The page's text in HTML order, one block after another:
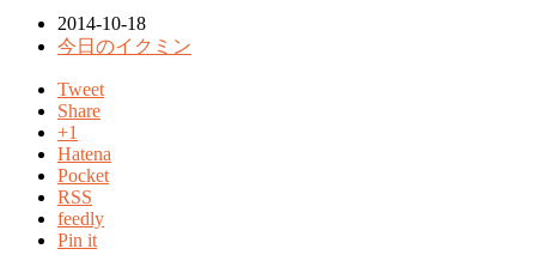
2014-10-18
今日のイクミン
Tweet
Share
+1
Hatena
Pocket
RSS
feedly
Pin it